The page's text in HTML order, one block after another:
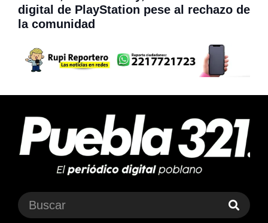
digital de PlayStation pese al rechazo de
la comunidad